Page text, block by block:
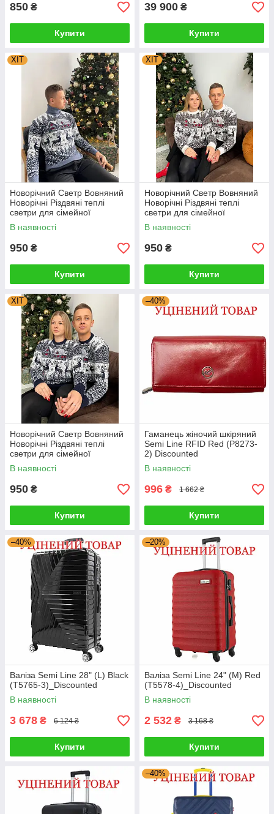
850 ₴
Купити
39 900 ₴
Купити
ХІТ
Новорічний Светр Вовняний
Новорічні Різдвяні теплі
светри для сімейної
фотосесії 4XL, 5XL
В наявності
950 ₴
Купити
ХІТ
Новорічний Светр Вовняний
Новорічні Різдвяні теплі
светри для сімейної
фотосесії 4XL, 5XL
В наявності
950 ₴
Купити
ХІТ
Новорічний Светр Вовняний
Новорічні Різдвяні теплі
светри для сімейної
фотосесії 4XL, 5XL
В наявності
950 ₴
Купити
–40%
Гаманець жіночий шкіряний
Semi Line RFID Red (P8273-
2) Discounted
В наявності
996 ₴ 1 662 ₴
Купити
–40%
Валіза Semi Line 28" (L) Black
(T5765-3)_Discounted
В наявності
3 678 ₴ 6 124 ₴
Купити
–20%
Валіза Semi Line 24" (M) Red
(T5578-4)_Discounted
В наявності
2 532 ₴ 3 168 ₴
Купити
–40%